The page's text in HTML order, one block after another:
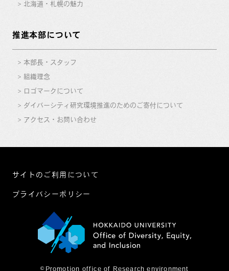
北海道・札幌の魅力
推進本部について
本部長・スタッフ
組織理念
ロゴマークについて
ダイバーシティ研究環境推進のためのご寄付について
アクセス・お問い合わせ
サイトのご利用について
プライバシーポリシー
©Promotion office of Research environment